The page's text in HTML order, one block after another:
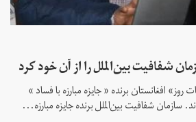
شفافیت بین‌الملل را از آن خود کرد
روز» افغانستان برنده « جایزه مبارزه با فساد »
سازمان شفافیت بین‌الملل برنده جایزه مبارزه...